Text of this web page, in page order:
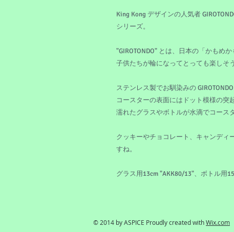
King Kong デザインの人気者
シリーズ。
"GIROTONDO" とは、日本の「かもめ
子供たちが輪になってとっても楽しそ
ステンレス製でお馴染みの
コースターの表面にはドット模様の突
濡れたグラスやボトルが水滴でコース
クッキーやチョコレート、キャンディ
すね。
グラス用13cm "AKK80/13"、ボトル用
© 2014 by ASPICE Proudly created withWix.com